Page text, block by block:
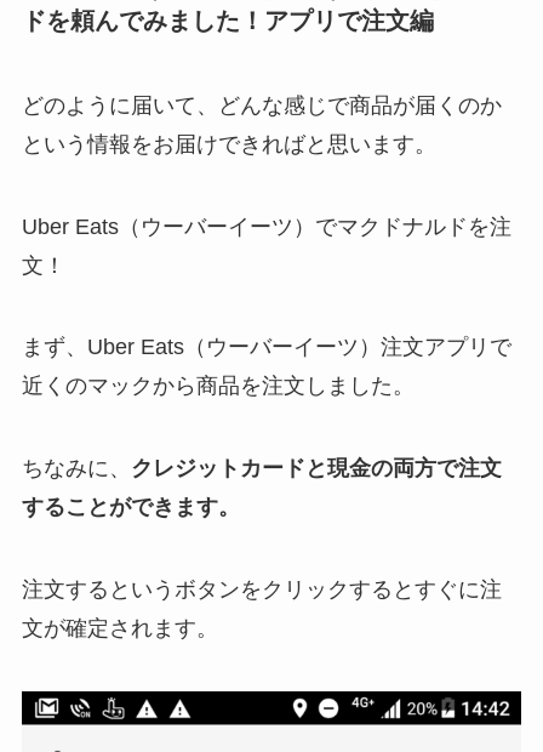
ドを頼んでみました！アプリで注文編
どのように届いて、どんな感じで商品が届くのか
という情報をお届けできればと思います。
Uber Eats（ウーバーイーツ）でマクドナルドを注
文！
まず、Uber Eats（ウーバーイーツ）注文アプリで
近くのマックから商品を注文しました。
ちなみに、 クレジットカードと現金の両方で注文
することができます。
注文するというボタンをクリックするとすぐに注
文が確定されます。